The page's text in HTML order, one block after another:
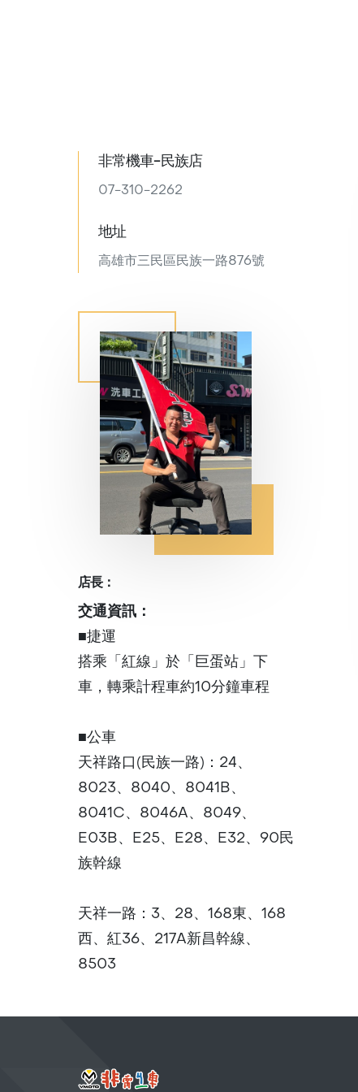
非常機車-民族店
07-310-2262
地址
高雄市三民區民族一路876號
店長：
交通資訊：
■捷運
搭乘「紅線」於「巨蛋站」下
車，轉乘計程車約10分鐘車程
■公車
天祥路口(民族一路)：24、
8023、8040、8041B、
8041C、8046A、8049、
E03B、E25、E28、E32、90民
族幹線
天祥一路：3、28、168東、168
西、紅36、217A新昌幹線、
8503